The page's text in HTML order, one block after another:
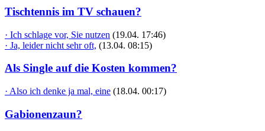
Tischtennis im TV schauen?
· Ich schlage vor, Sie nutzen (19.04. 17:46)
· Ja, leider nicht sehr oft, (13.04. 08:15)
Als Single auf die Kosten kommen?
· Also ich denke ja mal, eine (18.04. 00:17)
Gabionenzaun?